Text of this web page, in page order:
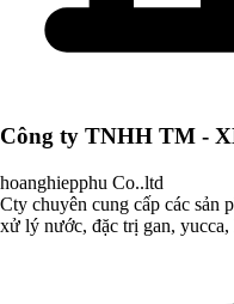
Công ty TNHH TM -
hoanghiepphu Co..ltd
Cty chuyên cung cấp các sản
xử lý nước, đặc trị gan,